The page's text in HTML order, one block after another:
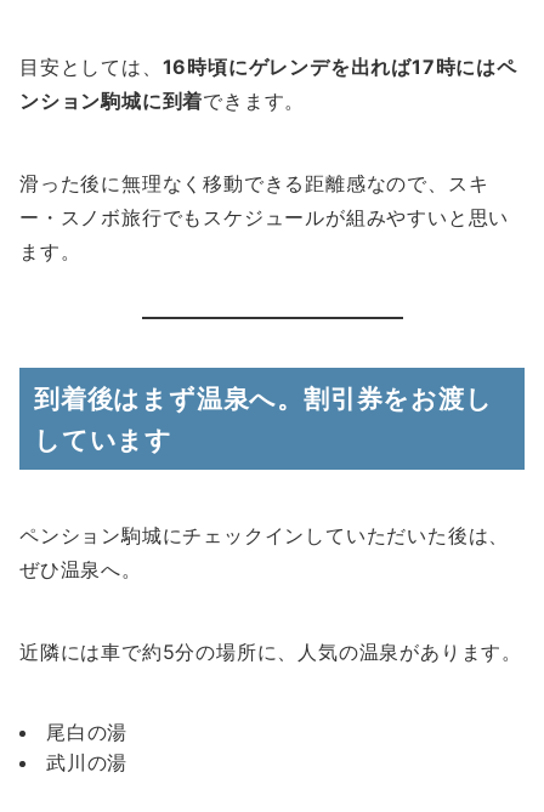
目安としては、 16時頃にゲレンデを出れば17時にはペ
ンション駒城に到着できます。
滑った後に無理なく移動できる距離感なので、スキ
ー・スノボ旅行でもスケジュールが組みやすいと思い
ます。
到着後はまず温泉へ。割引券をお渡し
しています
ペンション駒城にチェックインしていただいた後は、
ぜひ温泉へ。
近隣には車で約5分の場所に、人気の温泉があります。
尾白の湯
武川の湯